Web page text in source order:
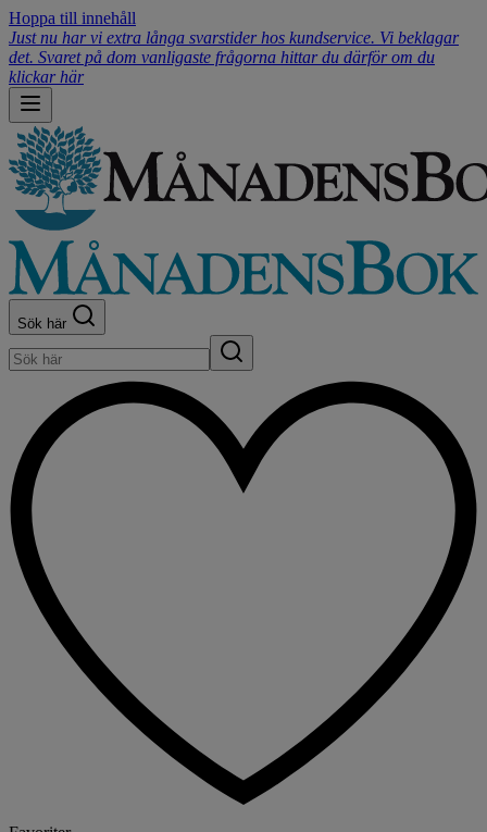
Hoppa till innehåll
Just nu har vi extra långa svarstider hos kundservice. Vi beklagar
det. Svaret på dom vanligaste frågorna hittar du därför om du
klickar här
Sök här